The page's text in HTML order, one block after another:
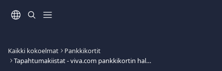
Kaikki kokoelmat
Pankkikortit
Tapahtumakiistat - viva.com pankkikortin haltija